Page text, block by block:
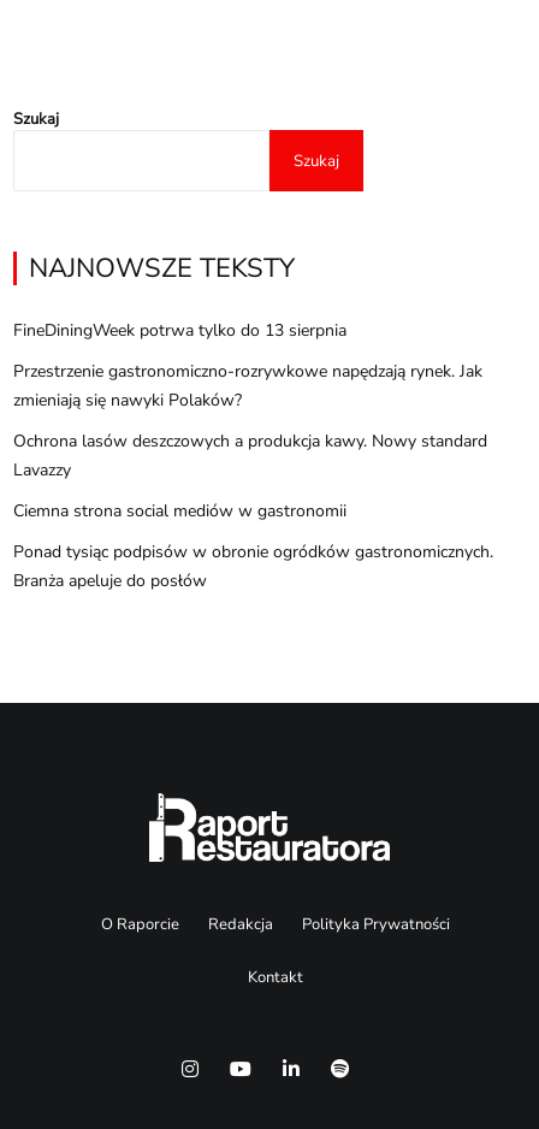
Szukaj
Szukaj
NAJNOWSZE TEKSTY
FineDiningWeek potrwa tylko do 13 sierpnia
Przestrzenie gastronomiczno-rozrywkowe napędzają rynek. Jak
zmieniają się nawyki Polaków?
Ochrona lasów deszczowych a produkcja kawy. Nowy standard
Lavazzy
Ciemna strona social mediów w gastronomii
Ponad tysiąc podpisów w obronie ogródków gastronomicznych.
Branża apeluje do posłów
O Raporcie Redakcja Polityka Prywatności
Kontakt